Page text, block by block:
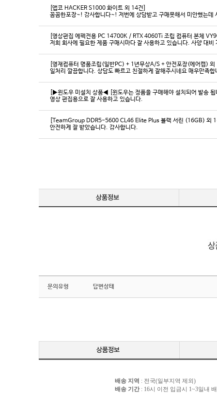
[앱코 HACKER S1000 화이트 외 14건]
꼼꼼한포장~! 감사합니다~! 저번에 상담받고 구매못해서 미안했는
[영상편집 에펙전용 PC 14700K / RTX 4060Ti 조립 컴퓨터 본체
[영재컴퓨터 명품조립(일반PC) + 1년무상A/S + 안전포장(에어캡)
일처리 깔끔합니다. 상담도 빠르고 친절하게 잘해주시네요 매우만족
[▶윈도우 미설치 상품◀ [윈도우는 정품을 구매해야 설치되어 발송
영상 편집용으로 잘 사용하고 있습니다.
[TeamGroup DDR5-5600 CL46 Elite Plus 블랙 서린 (16GB) 외
안전하게 잘 받았습니다. 감사합니다.
문의유형 답변상태
배송 지역 : 전국(일부지역 제외)
배송 기간 : 16시 이전 입금시 1~3일내